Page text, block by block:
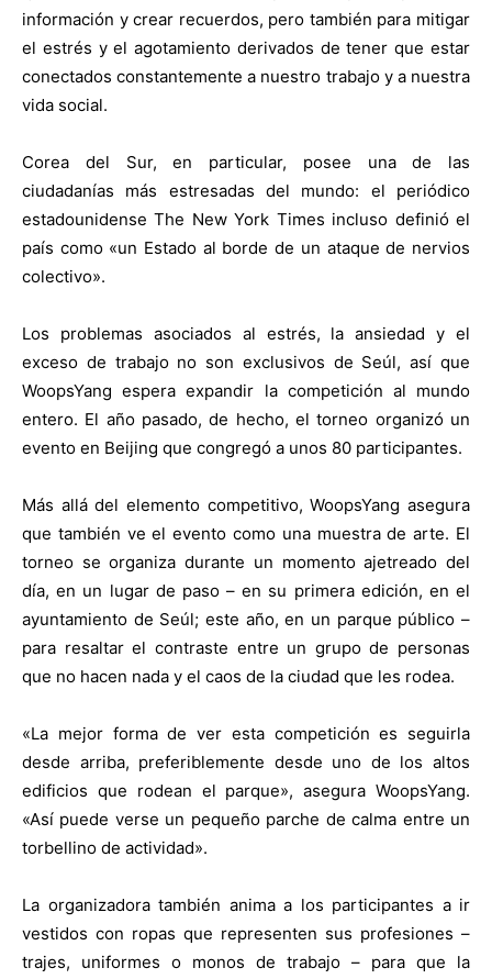
información y crear recuerdos, pero también para mitigar
el estrés y el agotamiento derivados de tener que estar
conectados constantemente a nuestro trabajo y a nuestra
vida social.
Corea del Sur, en particular, posee una de las
ciudadanías más estresadas del mundo: el periódico
estadounidense The New York Times incluso definió el
país como «un Estado al borde de un ataque de nervios
colectivo».
Los problemas asociados al estrés, la ansiedad y el
exceso de trabajo no son exclusivos de Seúl, así que
WoopsYang espera expandir la competición al mundo
entero. El año pasado, de hecho, el torneo organizó un
evento en Beijing que congregó a unos 80 participantes.
Más allá del elemento competitivo, WoopsYang asegura
que también ve el evento como una muestra de arte. El
torneo se organiza durante un momento ajetreado del
día, en un lugar de paso – en su primera edición, en el
ayuntamiento de Seúl; este año, en un parque público –
para resaltar el contraste entre un grupo de personas
que no hacen nada y el caos de la ciudad que les rodea.
«La mejor forma de ver esta competición es seguirla
desde arriba, preferiblemente desde uno de los altos
edificios que rodean el parque», asegura WoopsYang.
«Así puede verse un pequeño parche de calma entre un
torbellino de actividad».
La organizadora también anima a los participantes a ir
vestidos con ropas que representen sus profesiones –
trajes, uniformes o monos de trabajo – para que la